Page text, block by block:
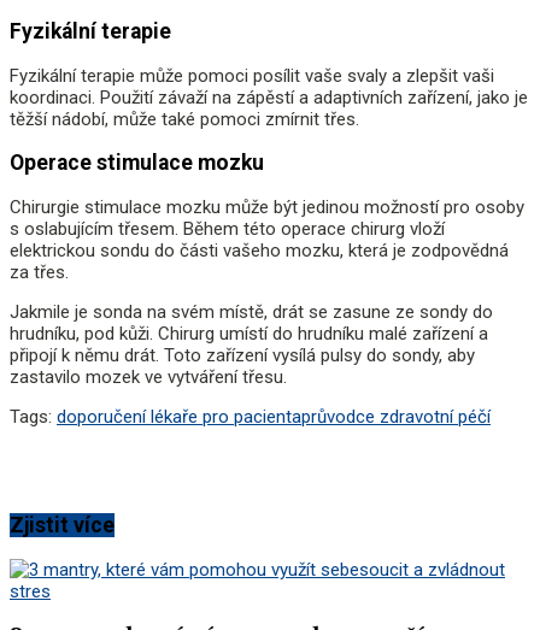
Fyzikální terapie
Fyzikální terapie může pomoci posílit vaše svaly a zlepšit vaši
koordinaci. Použití závaží na zápěstí a adaptivních zařízení, jako je
těžší nádobí, může také pomoci zmírnit třes.
Operace stimulace mozku
Chirurgie stimulace mozku může být jedinou možností pro osoby
s oslabujícím třesem. Během této operace chirurg vloží
elektrickou sondu do části vašeho mozku, která je zodpovědná
za třes.
Jakmile je sonda na svém místě, drát se zasune ze sondy do
hrudníku, pod kůži. Chirurg umístí do hrudníku malé zařízení a
připojí k němu drát. Toto zařízení vysílá pulsy do sondy, aby
zastavilo mozek ve vytváření třesu.
Tags: doporučení lékaře pro pacientaprůvodce zdravotní péčí
Zjistit více